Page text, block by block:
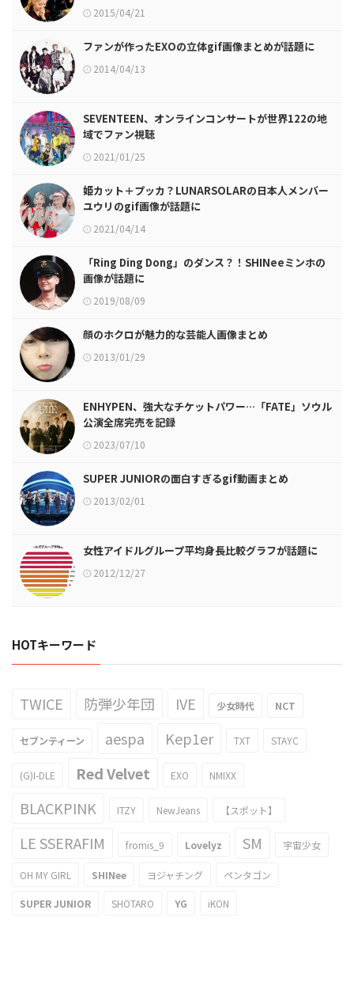
2015/04/21
ファンが作ったEXOの立体gif画像まとめが話題に
2014/04/13
SEVENTEEN、オンラインコンサートが世界122の地
域でファン視聴
2021/01/25
姫カット＋プッカ？LUNARSOLARの日本人メンバー
ユウリのgif画像が話題に
2021/04/14
「Ring Ding Dong」のダンス？！SHINeeミンホの
画像が話題に
2019/08/09
顔のホクロが魅力的な芸能人画像まとめ
2013/01/29
ENHYPEN、強大なチケットパワー…「FATE」ソウル
公演全席完売を記録
2023/07/10
SUPER JUNIORの面白すぎるgif動画まとめ
2013/02/01
女性アイドルグループ平均身長比較グラフが話題に
2012/12/27
HOTキーワード
TWICE 防弾少年団 IVE 少女時代 NCT
セブンティーン aespa Kep1er TXT STAYC
(G)I-DLE Red Velvet EXO NMIXX
BLACKPINK ITZY NewJeans 【スポット】
LE SSERAFIM fromis_9 Lovelyz SM 宇宙少女
OH MY GIRL SHINee ヨジャチング ペンタゴン
SUPER JUNIOR SHOTARO YG iKON